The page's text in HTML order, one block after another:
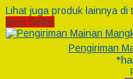
Lihat juga produk lainnya di
Best Seller
Pengiriman